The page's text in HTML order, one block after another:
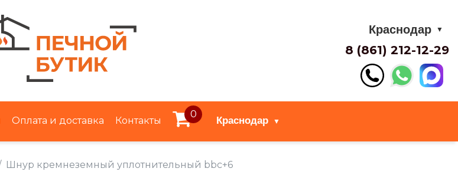
Краснодар ▼
8 (861) 212-12-29
Оплата и доставка Контакты
0
Краснодар ▼
Шнур кремнеземный уплотнительный bbc+6